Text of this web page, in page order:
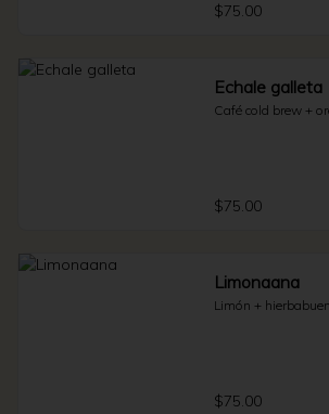
$75.00
Echale galleta
Café cold brew +
$75.00
Limonaana
Limón +
$75.00